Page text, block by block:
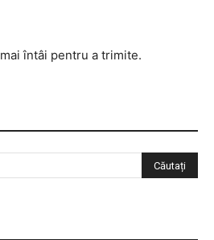
mai întâi pentru a trimite.